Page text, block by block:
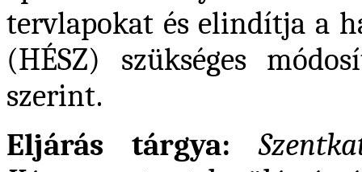
tervlapokat és elindítja a
(HÉSZ) szükséges
szerint.
Eljárás tárgya: